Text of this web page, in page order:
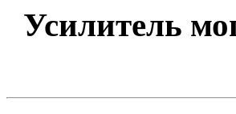
Усилитель